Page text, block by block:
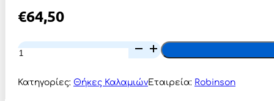
€64,50
Robinson
Camou
Cover
175cm
Κατηγορίες: Θήκες ΚαλαμιώνΕταιρεία: Robinson